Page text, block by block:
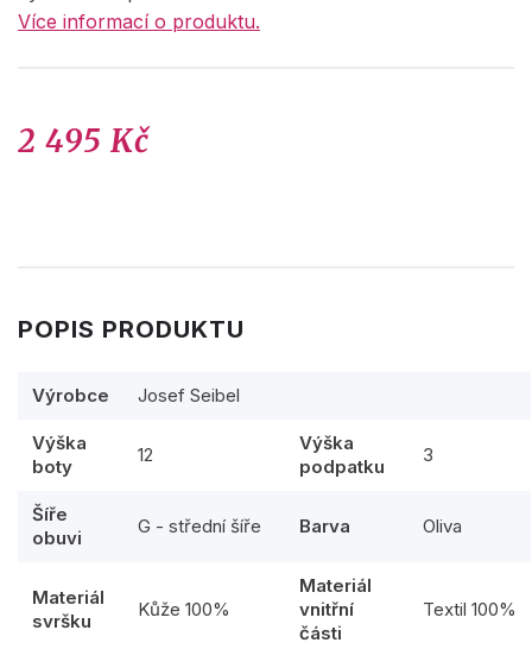
Více informací o produktu.
2 495 Kč
POPIS PRODUKTU
Výrobce Josef Seibel
Výška
boty
12
Výška
podpatku
3
Šíře
obuvi
G - střední šíře Barva Oliva
Materiál
svršku
Kůže 100%
Materiál
vnitřní
části
Textil 100%